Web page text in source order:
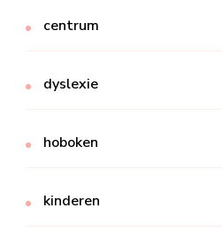
centrum
dyslexie
hoboken
kinderen